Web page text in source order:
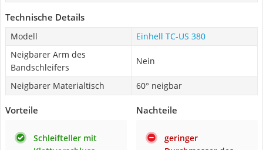
Technische Details
Modell
Einhell TC-US 380
Neigbarer Arm des
Bandschleifers
Nein
Neigbarer Materialtisch 60° neigbar
Vorteile
Schleifteller mit
Nachteile
geringer